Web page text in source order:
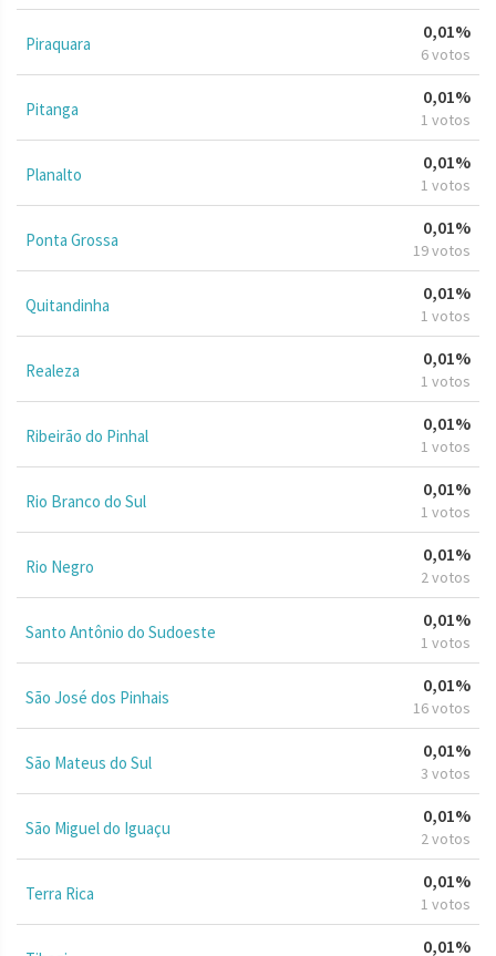
Piraquara
0,01%
6 votos
Pitanga
0,01%
1 votos
Planalto
0,01%
1 votos
Ponta Grossa
0,01%
19 votos
Quitandinha
0,01%
1 votos
Realeza
0,01%
1 votos
Ribeirão do Pinhal
0,01%
1 votos
Rio Branco do Sul
0,01%
1 votos
Rio Negro
0,01%
2 votos
Santo Antônio do Sudoeste
0,01%
1 votos
São José dos Pinhais
0,01%
16 votos
São Mateus do Sul
0,01%
3 votos
São Miguel do Iguaçu
0,01%
2 votos
Terra Rica
0,01%
1 votos
0,01%